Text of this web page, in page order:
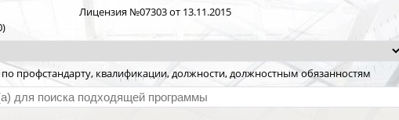
Лицензия №07303 от 13.11.2015
профстандарту, квалификации, должности, должностным обязанностям